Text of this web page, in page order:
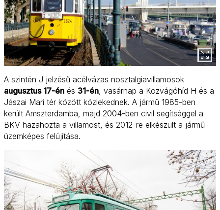
A szintén J jelzésű acélvázas nosztalgiavillamosok
augusztus 17-én és 31-én, vasárnap a Közvágóhíd H és a
Jászai Mari tér között közlekednek. A jármű 1985-ben
került Amszterdamba, majd 2004-ben civil segítséggel a
BKV hazahozta a villamost, és 2012-re elkészült a jármű
üzemképes felújítása.